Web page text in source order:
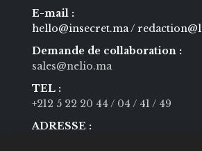
E-mail :
hello@insecret.ma /
Demande de collaboration :
sales@nelio.ma
TEL :
+212 5 22 20 44 / 04 / 41 / 49
ADRESSE :